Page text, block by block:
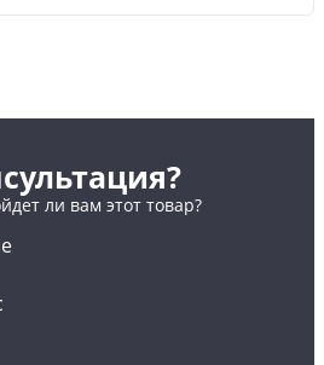
ли вам этот товар?